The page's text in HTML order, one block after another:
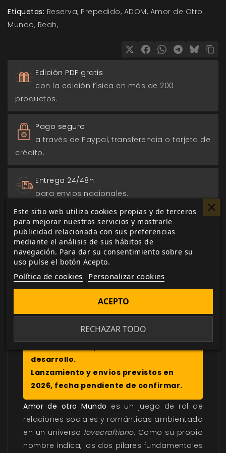
Etiquetas: Reserva Prepedido ADOM Amor de Otro
Mundo Reah
Edición PDF gratis
con la edición física en más de 200
productos.
Pago seguro
a través de Paypal, transferencia o tarjeta de
crédito.
Entrega 24/48h
para envios nacionales.
Biblioteca digital
actualizada con todos los juego canjeados
o comprados.
DESCRIPCIÓN
desarrollo.
Lanzamiento y envíos previstos en
2026, fecha pendiente de confirmar.
Amor de otro Mundo es un juego de rol de
relaciones sociales y románticas ambientado
en un universo lovecraftiano. Como su propio
nombre indica, los dos pilares fundamentales
Este sitio web utiliza cookies propias y de terceros
para mejorar nuestros servicios y mostrarle
publicidad relacionada con sus preferencias
mediante el análisis de sus hábitos de
navegación. Para dar su consentimiento sobre su
uso pulse el botón Acepto.
Política de cookies Personalizar cookies
RECHAZAR TODO
ACEPTO